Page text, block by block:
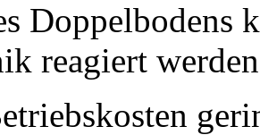
Doppelbodens
reagiert